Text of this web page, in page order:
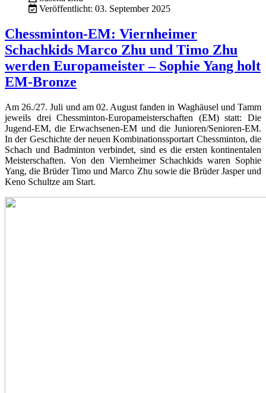
Veröffentlicht: 03. September 2025
Chessminton-EM: Viernheimer
Schachkids Marco Zhu und Timo Zhu
werden Europameister – Sophie Yang holt
EM-Bronze
Am 26./27. Juli und am 02. August fanden in Waghäusel und Tamm
jeweils drei Chessminton-Europameisterschaften (EM) statt: Die
Jugend-EM, die Erwachsenen-EM und die Junioren/Senioren-EM.
In der Geschichte der neuen Kombinationssportart Chessminton, die
Schach und Badminton verbindet, sind es die ersten kontinentalen
Meisterschaften. Von den Viernheimer Schachkids waren Sophie
Yang, die Brüder Timo und Marco Zhu sowie die Brüder Jasper und
Keno Schultze am Start.